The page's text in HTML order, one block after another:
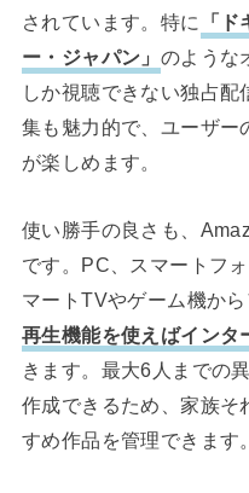
されています。特に
「
ー・ジャパン」 のような
しか視聴できない独占
集も魅力的で、ユーザー
が楽しめます。
使い勝手の良さも、
です。PC、スマートフ
マートTVやゲーム機から
再生機能を使えばインタ
きます。最大6人までの
作成できるため、家族そ
すめ作品を管理できます。